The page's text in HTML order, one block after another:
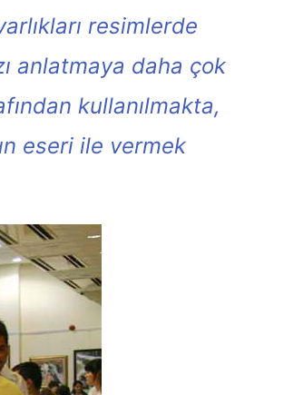
resimlerde
anlatmaya daha çok
kullanılmakta,
eseri ile vermek